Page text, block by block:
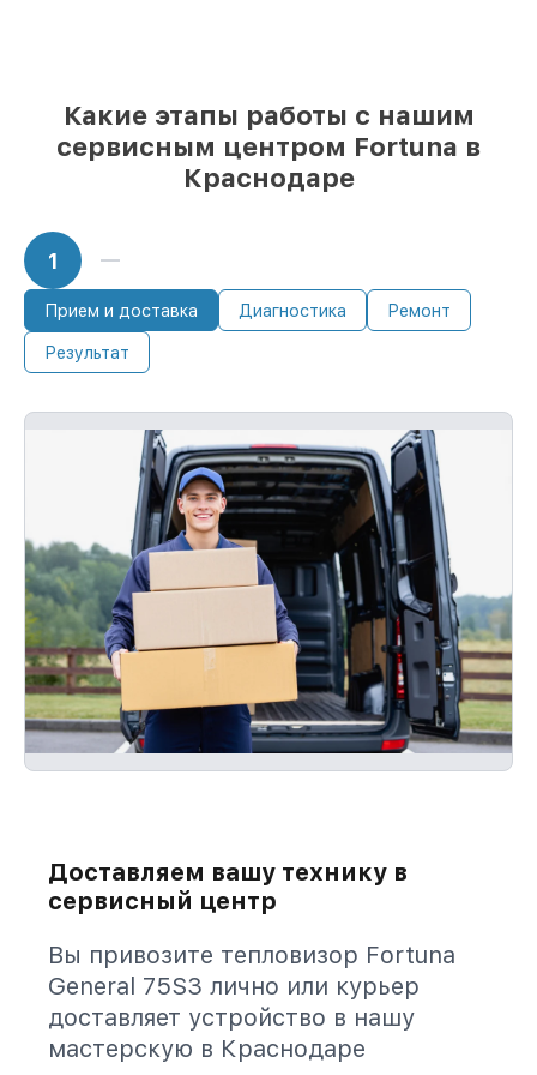
Какие этапы работы с нашим
сервисным центром Fortuna в
Краснодаре
1
Прием и доставка Диагностика Ремонт
Результат
Доставляем вашу технику в
сервисный центр
Вы привозите тепловизор Fortuna
General 75S3 лично или курьер
доставляет устройство в нашу
мастерскую в Краснодаре